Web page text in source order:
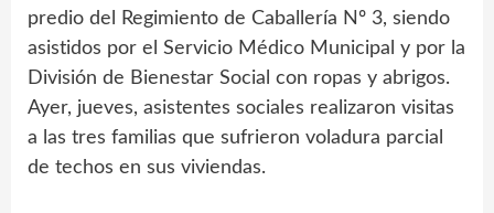
predio del Regimiento de Caballería Nº 3, siendo
asistidos por el Servicio Médico Municipal y por la
División de Bienestar Social con ropas y abrigos.
Ayer, jueves, asistentes sociales realizaron visitas
a las tres familias que sufrieron voladura parcial
de techos en sus viviendas.